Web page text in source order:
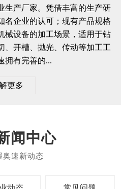
生产厂家。凭借丰富的生产研
名企业的认可；现有产品规格
械设备的加工场景，适用于钻
、开槽、抛光、传动等加工工
拥有完善的...
更多
闻中心